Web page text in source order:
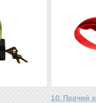
10. Прочий